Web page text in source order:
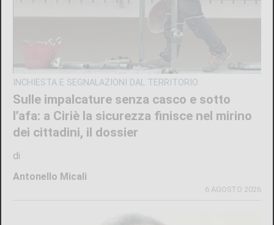
INCHIESTA E SEGNALAZIONI DAL TERRITORIO
Sulle impalcature senza casco e sotto
l’afa: a Ciriè la sicurezza finisce nel mirino
dei cittadini, il dossier
di
Antonello Micali
6 AGOSTO 2026